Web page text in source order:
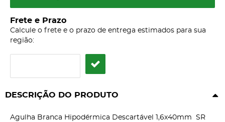
Frete e Prazo
Calcule o frete e o prazo de entrega estimados para sua
região:
DESCRIÇÃO DO PRODUTO
Agulha Branca Hipodérmica Descartável 1,6x40mm SR